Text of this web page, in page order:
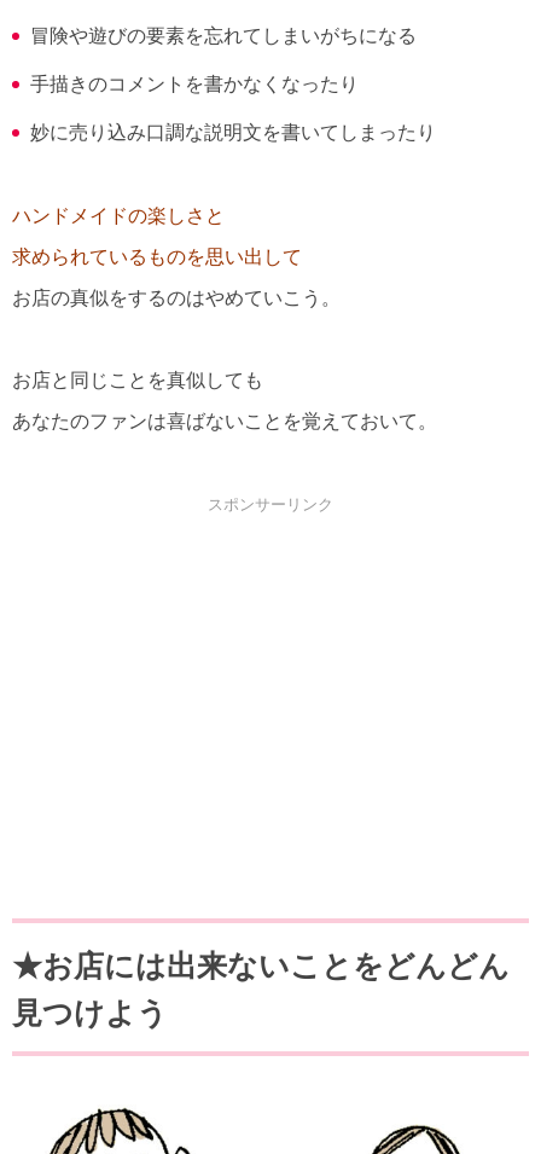
冒険や遊びの要素を忘れてしまいがちになる
手描きのコメントを書かなくなったり
妙に売り込み口調な説明文を書いてしまったり
ハンドメイドの楽しさと
求められているものを思い出して
お店の真似をするのはやめていこう。
お店と同じことを真似しても
あなたのファンは喜ばないことを覚えておいて。
スポンサーリンク
★お店には出来ないことをどんどん
見つけよう